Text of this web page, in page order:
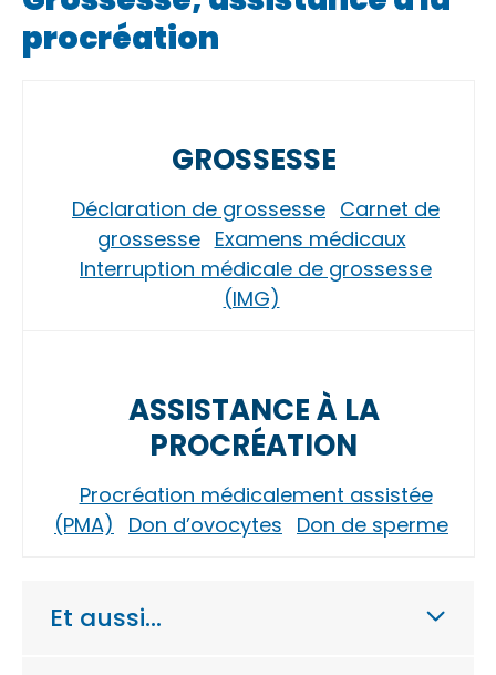
procréation
GROSSESSE
Déclaration de grossesse Carnet de
grossesse Examens médicaux
Interruption médicale de grossesse
(IMG)
ASSISTANCE À LA
PROCRÉATION
Procréation médicalement assistée
(PMA)
Don d’ovocytes Don de sperme
Et aussi…